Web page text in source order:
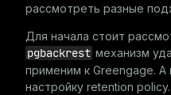
рассмотреть разные
Для начала стоит
pgbackrest механизм
применим к Greengage.
настройку retention policy